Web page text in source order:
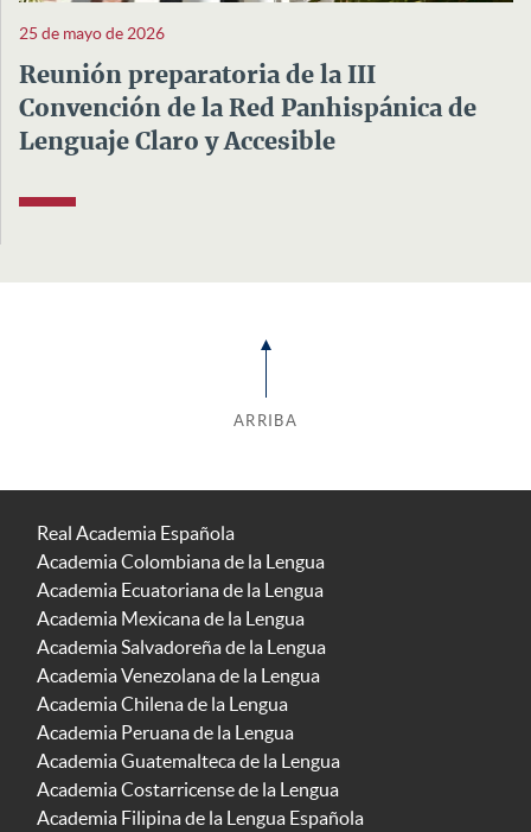
25 de mayo de 2026
Reunión preparatoria de la III
Convención de la Red Panhispánica de
Lenguaje Claro y Accesible
ARRIBA
Real Academia Española
Academia Colombiana de la Lengua
Academia Ecuatoriana de la Lengua
Academia Mexicana de la Lengua
Academia Salvadoreña de la Lengua
Academia Venezolana de la Lengua
Academia Chilena de la Lengua
Academia Peruana de la Lengua
Academia Guatemalteca de la Lengua
Academia Costarricense de la Lengua
Academia Filipina de la Lengua Española